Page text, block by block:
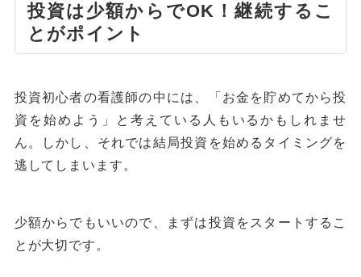
投資は少額からでOK！継続するこ
とがポイント
投資初心者の看護師の中には、「お金を貯めてから投
資を始めよう」と考えている人もいるかもしれませ
ん。しかし、それでは結局投資を始めるタイミングを
逃してしまいます。
少額からでもいいので、まずは投資をスタートするこ
とが大切です。